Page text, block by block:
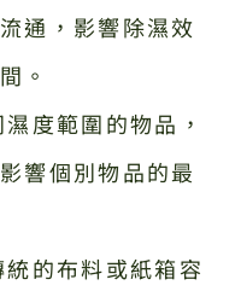
通，影響除濕效
。
度範圍的物品，
響個別物品的最
統的布料或紙箱容